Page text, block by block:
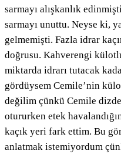
sarmayı alışkanlık
sarmayı unuttu. Neyse ki,
gelmemişti. Fazla idrar
doğrusu. Kahverengi
miktarda idrarı tutacak
gördüysem Cemile’nin
değilim çünkü Cemile
otururken etek
kaçık yeri fark ettim. Bu
anlatmak istemiyordum